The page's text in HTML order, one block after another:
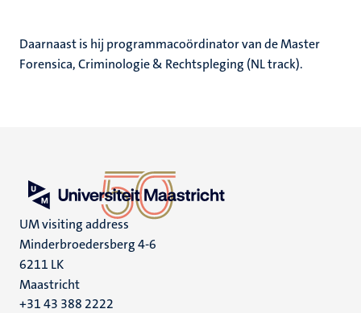
Daarnaast is hij programmacoördinator van de Master
Forensica, Criminologie & Rechtspleging (NL track).
UM visiting address
Minderbroedersberg 4-6
6211 LK
Maastricht
+31 43 388 2222